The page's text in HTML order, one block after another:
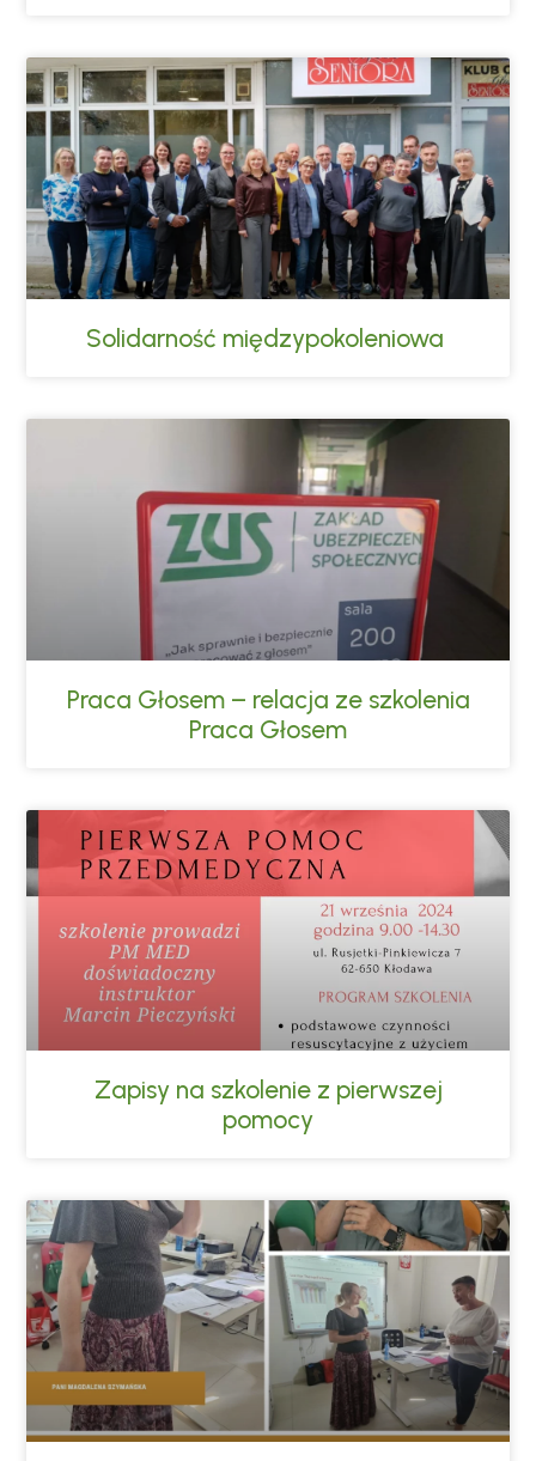
Solidarność międzypokoleniowa
Praca Głosem – relacja ze szkolenia
Praca Głosem
Zapisy na szkolenie z pierwszej
pomocy